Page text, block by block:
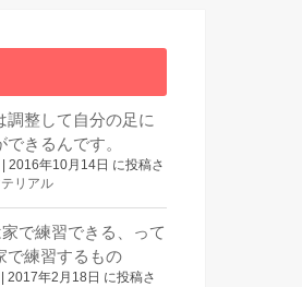
調整して自分の足に
きるんです。
2016年10月14日 に投稿さ
リアル
家で練習できる、って
で練習するもの
2017年2月18日 に投稿さ